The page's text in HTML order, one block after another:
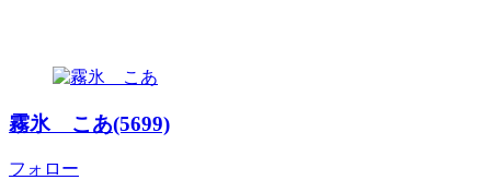
霧氷 こあ(5699)
フォロー